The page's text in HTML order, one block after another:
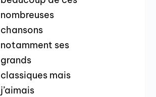
nombreuses
chansons
notamment ses
grands
classiques mais
j’aimais